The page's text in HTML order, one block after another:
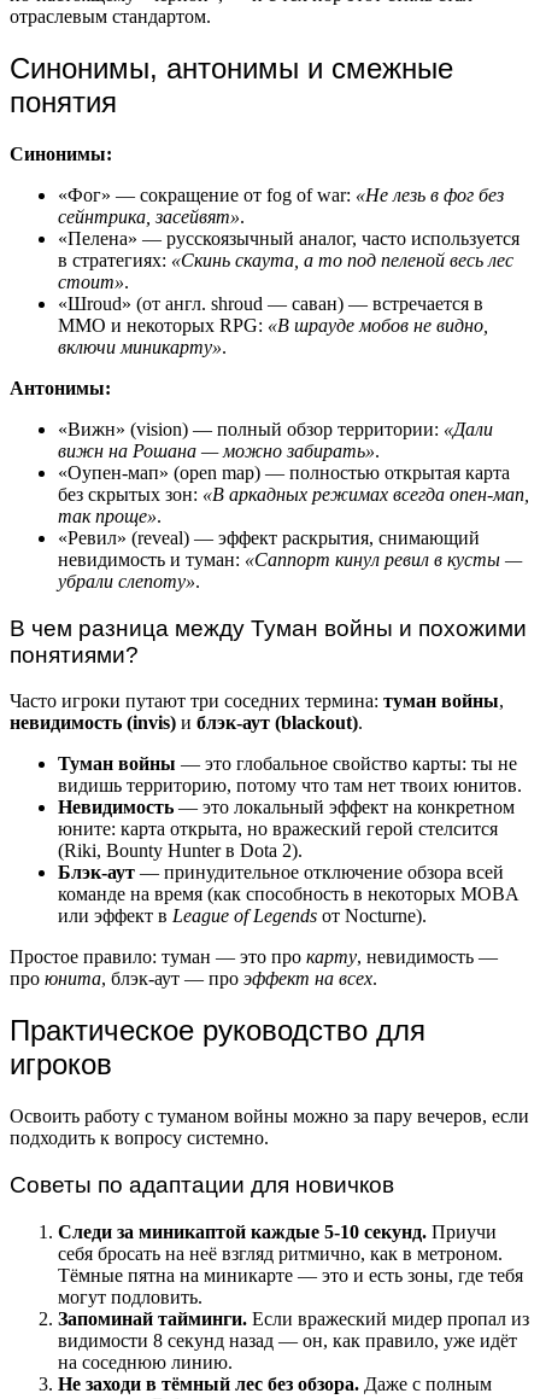
отраслевым стандартом.
Синонимы, антонимы и смежные
понятия
Синонимы:
«Фог» — сокращение от fog of war: «Не лезь в фог без
сейнтрика, засейвят».
«Пелена» — русскоязычный аналог, часто используется
в стратегиях: «Скинь скаута, а то под пеленой весь лес
стоит».
«Шroud» (от англ. shroud — саван) — встречается в
MMO и некоторых RPG: «В шрауде мобов не видно,
включи миникарту».
Антонимы:
«Вижн» (vision) — полный обзор территории: «Дали
вижн на Рошана — можно забирать».
«Оупен-мап» (open map) — полностью открытая карта
без скрытых зон: «В аркадных режимах всегда опен-мап,
так проще».
«Ревил» (reveal) — эффект раскрытия, снимающий
невидимость и туман: «Саппорт кинул ревил в кусты —
убрали слепоту».
В чем разница между Туман войны и похожими
понятиями?
Часто игроки путают три соседних термина: туман войны,
невидимость (invis) и блэк-аут (blackout).
Туман войны — это глобальное свойство карты: ты не
видишь территорию, потому что там нет твоих юнитов.
Невидимость — это локальный эффект на конкретном
юните: карта открыта, но вражеский герой стелсится
(Riki, Bounty Hunter в Dota 2).
Блэк-аут — принудительное отключение обзора всей
команде на время (как способность в некоторых MOBA
или эффект в League of Legends от Nocturne).
Простое правило: туман — это про карту, невидимость —
про юнита, блэк-аут — про эффект на всех.
Практическое руководство для
игроков
Освоить работу с туманом войны можно за пару вечеров, если
подходить к вопросу системно.
Советы по адаптации для новичков
Следи за миникаптой каждые 5-10 секунд. Приучи
себя бросать на неё взгляд ритмично, как в метроном.
Тёмные пятна на миникарте — это и есть зоны, где тебя
могут подловить.
Запоминай тайминги. Если вражеский мидер пропал из
видимости 8 секунд назад — он, как правило, уже идёт
на соседнюю линию.
Не заходи в тёмный лес без обзора. Даже с полным